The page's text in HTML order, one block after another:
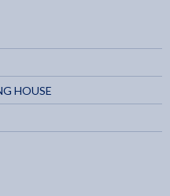
să schiţeze un
momentan, în staţii de
încheieturile, şi în care
timp. -Mircea Platon
HOUSE